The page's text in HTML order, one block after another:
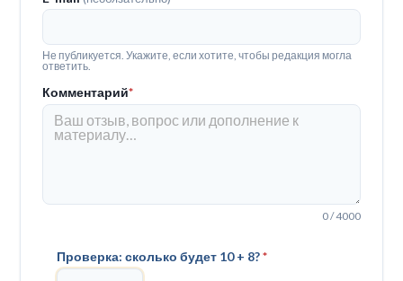
Не публикуется. Укажите, если хотите, чтобы редакция могла
ответить.
Комментарий*
0 / 4000
Проверка: сколько будет 10 + 8?*